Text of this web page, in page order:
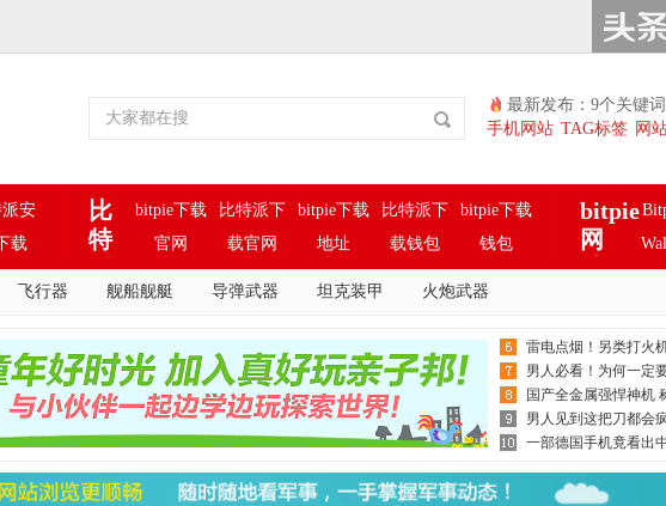
最新发布：9个关键
钱包河南经济半年报
手机网站 TAG标签 网
派安
载
比
特
派
钱
bitpie下载
官网
比特派下
载官网
bitpie下载
地址
比特派下
载钱包
bitpie下载
钱包
比特派下
比特派下
bitpie官网
比特派冷
bitpie冷钱
bitpie
网
址
比特币官
飞行器 舰船舰艇 导弹武器 坦克装甲 火炮武器
雷电点烟！另类打火
男人必看！为何一定
国产全金属强悍神机
男人见到这把刀都会
一部德国手机竟看出